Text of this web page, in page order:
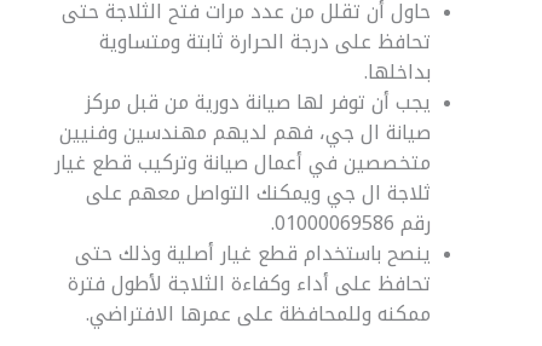
حاول أن تقلل من عدد مرات فتح الثلاجة حتى
تحافظ على درجة الحرارة ثابتة ومتساوية
بداخلها.
يجب أن توفر لها صيانة دورية من قبل مركز
صيانة ال جي، فهم لديهم مهندسين وفنيين
متخصصين في أعمال صيانة وتركيب قطع غيار
ثلاجة ال جي ويمكنك التواصل معهم على
رقم 01000069586.
ينصح باستخدام قطع غيار أصلية وذلك حتى
تحافظ على أداء وكفاءة الثلاجة لأطول فترة
ممكنه وللمحافظة على عمرها الافتراضي.